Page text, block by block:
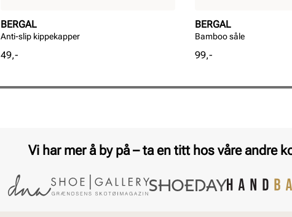
BERGAL
Anti-slip kippekapper
Pris
49,-
BERGAL
Bamboo såle
Pris
99,-
Vi har mer å by på – ta en titt hos våre andre